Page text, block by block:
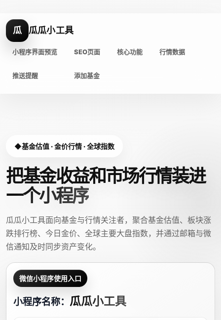
瓜 瓜瓜小工具
小程序界面预览 SEO页面 核心功能 行情数据
推送提醒 添加基金
基金估值 · 金价行情 · 全球指数
把基金收益和市场行情装进
一个小程序
瓜瓜小工具面向基金与行情关注者，聚合基金估值、板块涨
跌排行榜、今日金价、全球主要大盘指数，并通过邮箱与微
信通知及时同步资产变化。
微信小程序使用入口
小程序名称： 瓜瓜小工具